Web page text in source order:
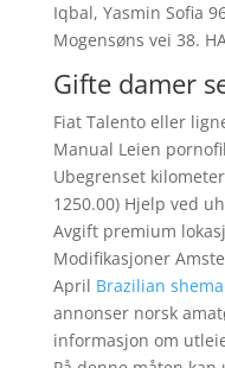
Iqbal, Yasmin Sofia
Mogensøns vei 38.
Gifte damer
Fiat Talento eller
Manual Leien
Ubegrenset
1250.00) Hjelp ved
Avgift premium
Modifikasjoner
April Brazilian
annonser norsk
informasjon om